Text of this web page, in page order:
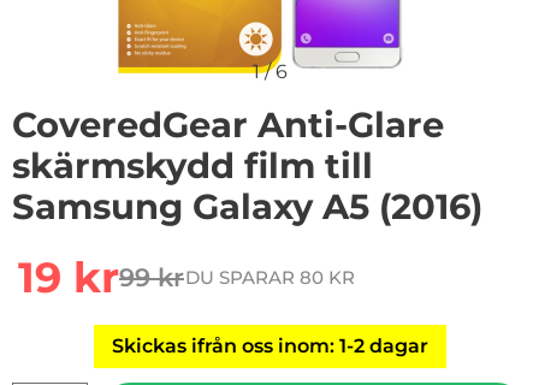
1/6
CoveredGear Anti-Glare
skärmskydd film till
Samsung Galaxy A5 (2016)
rea pris
19 krtidigare pris
99 krDU SPARAR 80 KR
Skickas ifrån oss inom: 1-2 dagar